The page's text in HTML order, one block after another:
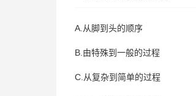
A.从脚到头的顺序
B.由特殊到一般的过程
C.从复杂到简单的过程